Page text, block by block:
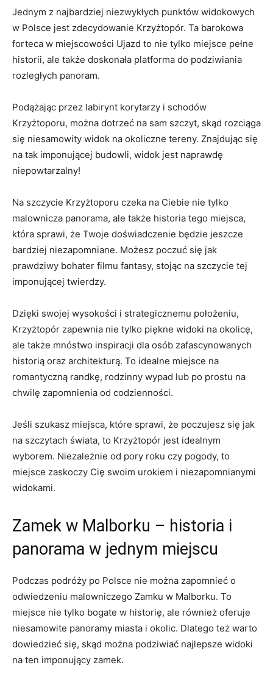
Jednym ​z najbardziej niezwykłych punktów widokowych
w Polsce jest zdecydowanie Krzyżtopór. Ta barokowa
forteca w ‌miejscowości Ujazd to nie⁢ tylko miejsce pełne
historii, ‌ale także ‌doskonała platforma do ​podziwiania​
rozległych⁤ panoram.
Podążając przez ⁤labirynt korytarzy i schodów
Krzyżtoporu, można​ dotrzeć na sam szczyt, ⁤skąd ‌rozciąga
się niesamowity widok na⁣ okoliczne tereny. Znajdując się ​
na tak imponującej budowli, widok jest‌ naprawdę
niepowtarzalny!
Na szczycie Krzyżtoporu czeka na Ciebie nie tylko
malownicza panorama, ale także historia tego miejsca,
która sprawi, ‌że Twoje doświadczenie ​będzie jeszcze‌
bardziej niezapomniane. Możesz poczuć się jak
prawdziwy bohater ‍filmu fantasy, stojąc⁢ na szczycie tej
imponującej twierdzy.
Dzięki swojej wysokości i ⁤strategicznemu położeniu,
Krzyżtopór zapewnia‌ nie tylko piękne widoki na okolicę,
ale także​ mnóstwo ‌inspiracji dla osób zafascynowanych
historią oraz architekturą. ⁤To idealne miejsce na
romantyczną randkę, rodzinny wypad lub po ⁤prostu na ​
chwilę zapomnienia⁢ od codzienności.
Jeśli szukasz miejsca, które sprawi, że poczujesz się jak
na szczytach świata, to Krzyżtopór jest idealnym
wyborem. Niezależnie od pory​ roku czy pogody, to
miejsce zaskoczy ‍Cię swoim urokiem i niezapomnianymi
widokami.
Zamek w Malborku – historia ⁣i
panorama w‌ jednym miejscu
Podczas podróży po Polsce nie można zapomnieć o
odwiedzeniu malowniczego Zamku w Malborku. To
miejsce nie tylko bogate w ‍historię, ale⁣ również oferuje
niesamowite panoramy miasta i okolic. Dlatego też warto
dowiedzieć się, skąd można ⁢podziwiać najlepsze widoki
na ten imponujący zamek.